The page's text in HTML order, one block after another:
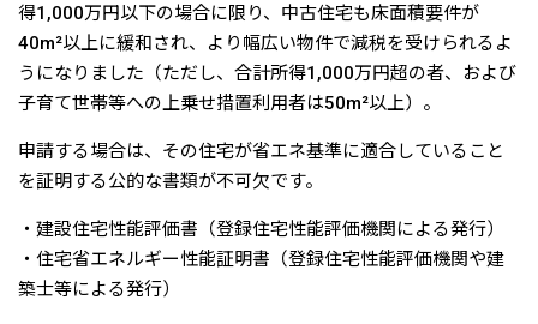
得1,000万円以下の場合に限り、中古住宅も床面積要件が
40m²以上に緩和され、より幅広い物件で減税を受けられるよ
うになりました（ただし、合計所得1,000万円超の者、および
子育て世帯等への上乗せ措置利用者は50m²以上）。
申請する場合は、その住宅が省エネ基準に適合していること
を証明する公的な書類が不可欠です。
・建設住宅性能評価書（登録住宅性能評価機関による発行）
・住宅省エネルギー性能証明書（登録住宅性能評価機関や建
築士等による発行）